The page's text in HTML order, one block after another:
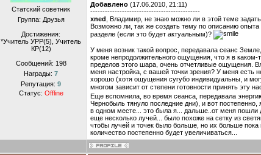
Статский советник
Группа: Друзья
Достижения:
*Учитель УРР(5), Учитель
КР(12)
Сообщений: 198
Награды: 7
Репутация: 9
Статус: Offline
Добавлено (17.06.2010, 21:11)
---------------------------------------------
xned
, Владимир, не знаю можно ли в этой теме
Возможно ли, так же создать тему по описанию
разделе (если это будет актуальным)?
У меня возник такой вопрос, передавала сеанс
кроме непродолжительного ощущения, что я в
пределов этого шара, очень отчетливые ощущения.
меня настройка, с вашей точки зрения? У меня есть
хорошо (хотя ощущения сугубо индивидуальны, и
многом зависит от степени готовности принять эту
Еще вспомнила, во время сеанса, передавала
Чернобыль тянуло последние дни), и вот постепенно,
в одном месте... это была я... дальше..от меня пошли
еще несколько лучей... было похоже на сетку из
чтобы лучей и точек было больше, но их больше
количество постепенно будет увеличиваться...